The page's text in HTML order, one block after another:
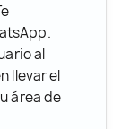
al
llevar el
área de